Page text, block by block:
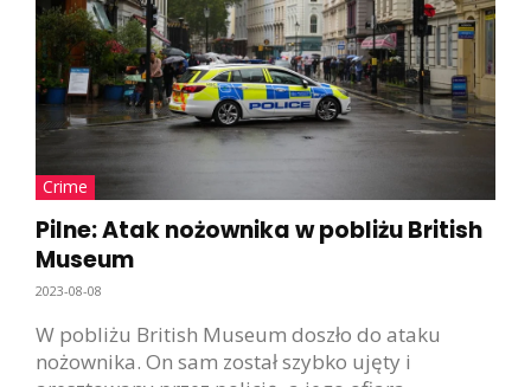
Crime
Pilne: Atak nożownika w pobliżu British
Museum
2023-08-08
W pobliżu British Museum doszło do ataku
nożownika. On sam został szybko ujęty i